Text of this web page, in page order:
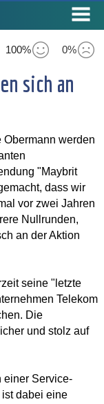
100% 0%
sich an
Obermann werden
"Maybrit
dass wir
vor zwei Jahren
Nullrunden,
an der Aktion
seine "letzte
Telekom
Die
und stolz auf
einer Service-
dabei eine